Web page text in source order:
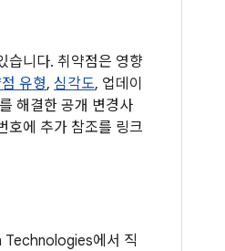
습니다. 취약점은 영향
유형, 심각도, 업데이
해결한 공개 변경사
호에 추가 참조를 링크
Technologies에서 직